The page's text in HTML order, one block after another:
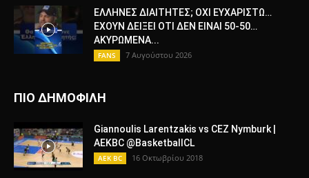
ΕΛΛΗΝΕΣ ΔΙΑΙΤΗΤΕΣ; ΟΧΙ ΕΥΧΑΡΙΣΤΩ…
ΕΧΟΥΝ ΔΕΙΞΕΙ ΟΤΙ ΔΕΝ ΕΙΝΑΙ 50-50…
ΑΚΥΡΩΜΕΝΑ...
FANS 7 Αυγούστου 2026
ΠΙΟ ΔΗΜΟΦΙΛΗ
Giannoulis Larentzakis vs CEZ Nymburk |
AEKBC @BasketballCL
AEK BC 16 Οκτωβρίου 2018